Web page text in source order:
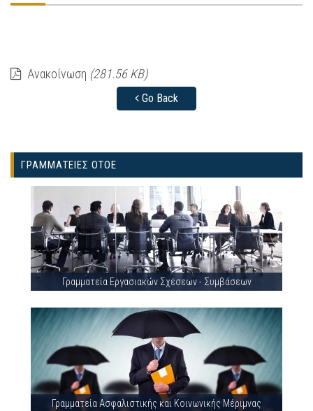
Ανακοίνωση (281.56 KB)
Go Back
ΓΡΑΜΜΑΤΕΙΕΣ ΟΤΟΕ
Γραμματεία Εργασιακών Σχέσεων - Συμβάσεων
Γραμματεία Ασφαλιστικής και Κοινωνικής Μέριμνας